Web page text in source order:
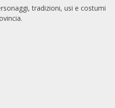
tradizioni, usi e costumi